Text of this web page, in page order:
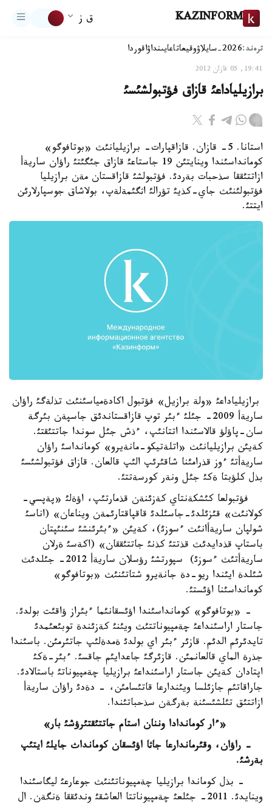
KAZINFORM ق ز
ترەند:2026-سايلاۋ وقيعاتاعايىنداۋاقوردا
19:41, 05 قازان 2012
برازيلياداعئ قازاق فؤتبولشئسئ
استانا. 5- قازان. قازاقپارات- برازيليانئث «بوتافوگو»
كومانداسئندا وينايتئن 19 جاستاعئ قازاق جئگئتئ راؤان ساريةأ
ازاتتئققا سذحبات بةردئ. فؤتبولشئ قازاقستان مةن برازيليا
فؤتبولئنئث جاي-كذيئ تؤرالئ اثگئمةلةپ، بولاشاق جوسپارلارئن
ايتتئ.
برازيلياداعئ «ولة برازيل» فؤتبول اكادةمياسئنئث تذلةگئ راؤان
ساريةأ 2009- جئلئ ءبئر توپ قازاقستاندئق جاسپةن بئرگة
سان-پاؤلؤ قالاسئندا اتتانئپ، ءذش جئل سوندا جاتتئقتئ.
كةيئن برازيليانئث «اتلةتيكو-مانةيرو» كومانداسئ راؤان
ساريةأتئ ءوز قذرامئنا شاقئرئپ الئپ قالعان. قازاق فؤتبولشئسئ
بذل كلؤبتا ةكئ جئل ونةر كورسةتتئ.
فؤتبولعا كئشكةنتاي كةزئنةن قذمارتئپ، اؤةلئ «پةپسي-
كولانئث» قئزئلدئ-جاسئلدئ قاقپاقتارئمةن ويناعان» (اناسئ
شولپان ساريةأانئث ءسوزئ)، كةيئن «ءبئرئنشئ سئنئپتان
باستاپ قذدايدئث قذتتئ كذنئ جاتتئققان» (اكةسئ ةرلان
ساريةأتئث ءسوزئ) سپورتشئ رؤسلان ساريةأ 2012- جئلدئث
شئلدة ايئندا ريو-دة جانةيرو شتاتئنئث «بوتافوگو»
كومانداسئنا اؤئستئ.
- «بوتافوگو» كومانداسئندا اؤئسقانئما ءبئراز ؤاقئت بولدئ.
جاستار اراسئنداعئ چةمپيوناتتئث ويئنئ كةزئندة توبئعئمدئ
تايدئرئم الدئم. قازئر ءبئر اي بولدئ ةمدةلئپ جاتئرمئن. باسئندا
جذرة الماي قالعانمئن. قازئرگئ جاعدايئم جاقسئ. ءبئر-ةكئ
اپتادان كةيئن جاستار اراسئنداعئ برازيليا چةمپيوناتئ باستالادئ.
جاراقاتئم جازئلسا ويئندارعا قاتئسامئن، - دةدئ راؤان ساريةأ
ازاتتئق تئلشئسئنة بةرگةن سذحباتئندا.
«ءار كوماندادا وننان استام جاتتئقتئرؤشئ بار»
- راؤان، وقئرماندارعا جاثا اؤئسقان كومانداث جايلئ ايتئپ
بةرشئ.
- بذل كوماندا برازيليا چةمپيوناتئنئث جوعارعئ ليگاسئندا
وينايدئ. 2011- جئلعئ چةمپيوناتتا العاشقئ وندئققا ةنگةن. ال